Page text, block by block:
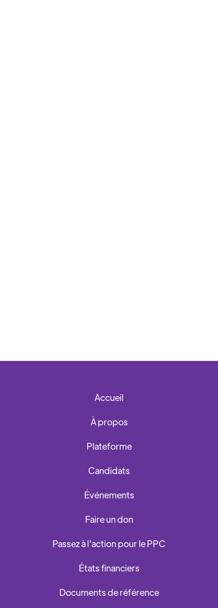
Accueil
À propos
Plateforme
Candidats
Événements
Faire un don
Passez à l'action pour le PPC
États financiers
Documents de référence